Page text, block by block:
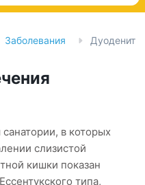
Заболевания Дуоденит
в которых
слизистой
кишки показан
типа,